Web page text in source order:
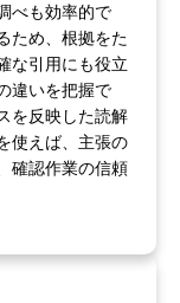
べも効率的で
ため、根拠をた
な引用にも役立
違いを把握で
を反映した読解
使えば、主張の
確認作業の信頼